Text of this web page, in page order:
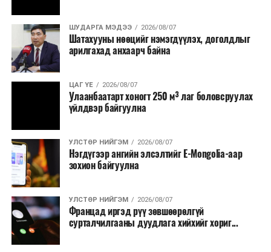
ШУДАРГА МЭДЭЭ 2026/08/07
Шатахууны нөөцийг нэмэгдүүлэх, доголдлыг
арилгахад анхаарч байна
ЦАГ ҮЕ 2026/08/07
Улаанбаатарт хоногт 250 м³ лаг боловсруулах
үйлдвэр байгуулна
УЛСТӨР НИЙГЭМ 2026/08/07
Нэгдүгээр ангийн элсэлтийг E-Mongolia-аар
зохион байгуулна
УЛСТӨР НИЙГЭМ 2026/08/07
Францад иргэд рүү зөвшөөрөлгүй
сурталчилгааны дуудлага хийхийг хориг...